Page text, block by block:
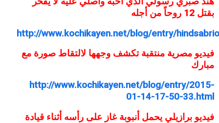
بقتل 12 روحاً من أجله
http://www.kochikayen.net/blog/entry/
فيديو مصرية منتقبة تكشف وجهها لالتقاط صورة مع
مبارك
http://www.kochikayen.net/blog/entry/2015-
01-14-17-50-33.html
فيديو برازيلي يحمل أنبوبة غاز على رأسه أثناء قيادة